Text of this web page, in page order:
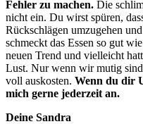
Fehler zu machen. Die
nicht ein. Du wirst spüren,
Rückschlägen umzugehen
schmeckt das Essen so gut
neuen Trend und vielleicht
Lust. Nur wenn wir mutig
voll auskosten. Wenn du dir
mich gerne jederzeit an.
Deine Sandra